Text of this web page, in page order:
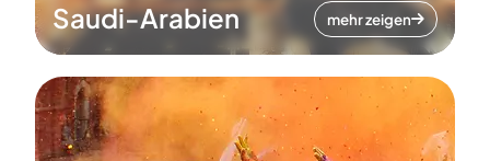
Saudi-Arabien mehr zeigen